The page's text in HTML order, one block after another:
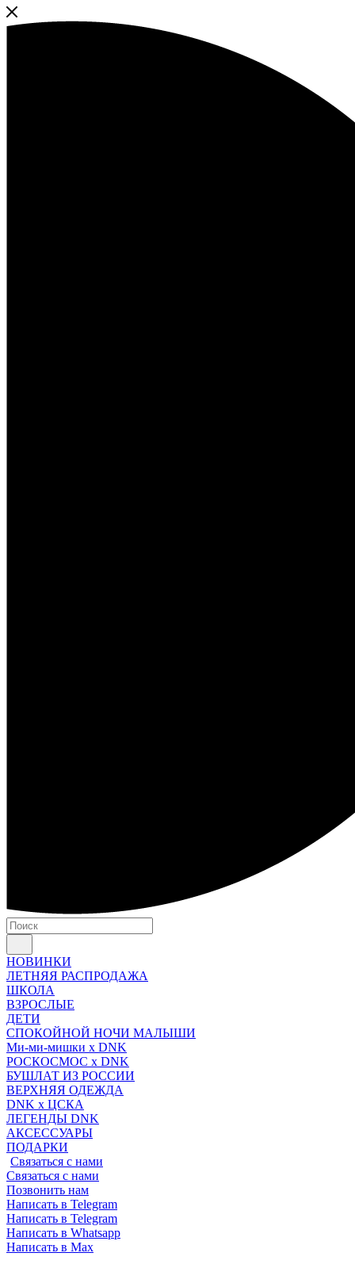
НОВИНКИ
ЛЕТНЯЯ РАСПРОДАЖА
ШКОЛА
ВЗРОСЛЫЕ
ДЕТИ
СПОКОЙНОЙ НОЧИ МАЛЫШИ
Ми-ми-мишки x DNK
РОСКОСМОС x DNK
БУШЛАТ ИЗ РОССИИ
ВЕРХНЯЯ ОДЕЖДА
DNK x ЦСКА
ЛЕГЕНДЫ DNK
АКСЕССУАРЫ
ПОДАРКИ
Связаться с нами
Связаться с нами
Позвонить нам
Написать в Telegram
Написать в Telegram
Написать в Whatsapp
Написать в Max